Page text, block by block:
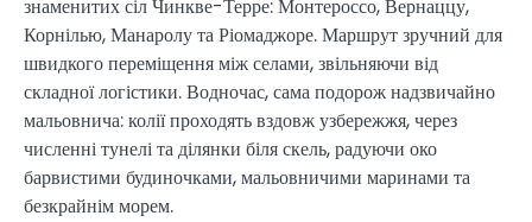
знаменитих сіл Чинкве-Терре: Монтероссо, Вернаццу,
Корнілью, Манаролу та Ріомаджоре. Маршрут зручний для
швидкого переміщення між селами, звільняючи від
складної логістики. Водночас, сама подорож надзвичайно
мальовнича: колії проходять вздовж узбережжя, через
численні тунелі та ділянки біля скель, радуючи око
барвистими будиночками, мальовничими маринами та
безкрайнім морем.